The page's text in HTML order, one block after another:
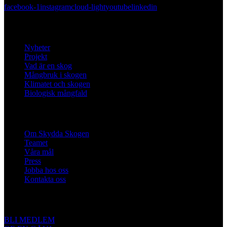
facebook-1instagramcloud-lightyoutubelinkedin
Nyheter
Projekt
Vad är en skog
Mångbruk i skogen
Klimatet och skogen
Biologisk mångfald
Om Skydda Skogen
Teamet
Våra mål
Press
Jobba hos oss
Kontakta oss
BLI MEDLEM